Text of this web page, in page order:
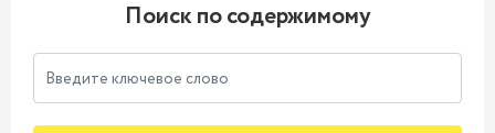
Поиск по содержимому